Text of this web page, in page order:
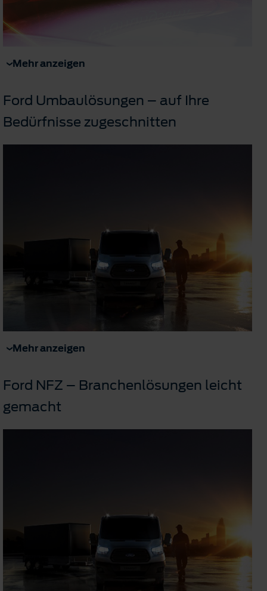
Mehr anzeigen
Ford Umbaulösungen – auf Ihre
Bedürfnisse zugeschnitten
Mehr anzeigen
Ford NFZ – Branchenlösungen leicht
gemacht